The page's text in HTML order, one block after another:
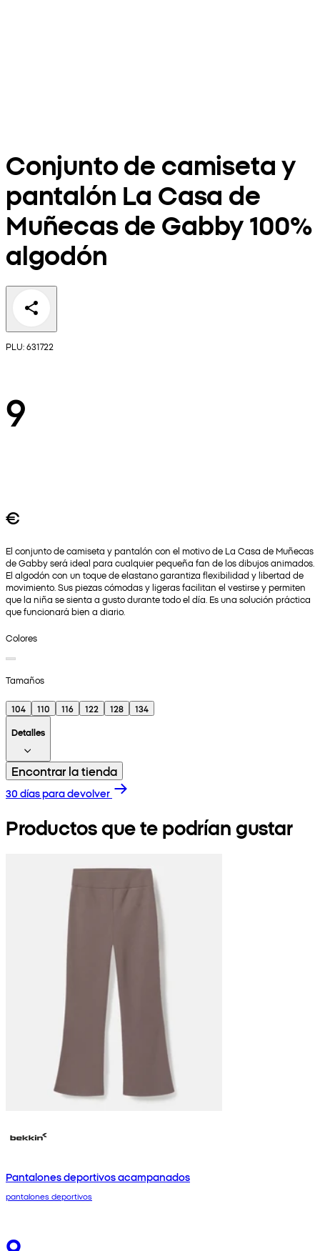
Conjunto de camiseta y
pantalón La Casa de
Muñecas de Gabby 100%
algodón
PLU: 631722
9
€
El conjunto de camiseta y pantalón con el motivo de La Casa de Muñecas
de Gabby será ideal para cualquier pequeña fan de los dibujos animados.
El algodón con un toque de elastano garantiza flexibilidad y libertad de
movimiento. Sus piezas cómodas y ligeras facilitan el vestirse y permiten
que la niña se sienta a gusto durante todo el día. Es una solución práctica
que funcionará bien a diario.
Colores
Tamaños
104 110 116 122 128
134
Detalles
Encontrar la tienda
30 días para devolver
Productos que te podrían gustar
Pantalones deportivos acampanados
pantalones deportivos